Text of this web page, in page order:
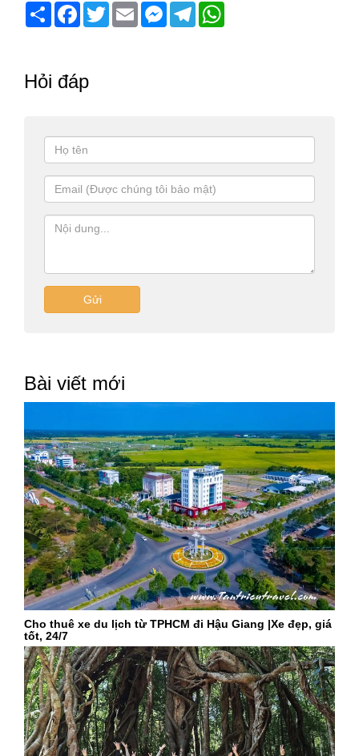
Share Facebook
TwitterEmail Messenger
Telegram
Hỏi đáp
Gửi
Bài viết mới
Cho thuê xe du lịch từ TPHCM đi Hậu Giang |Xe đẹp, giá
tốt, 24/7